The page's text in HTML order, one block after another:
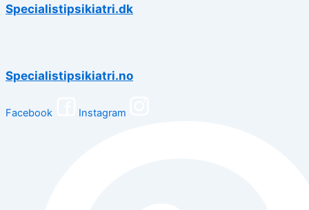
Specialistipsikiatri.dk
Specialistipsikiatri.no
Facebook Instagram